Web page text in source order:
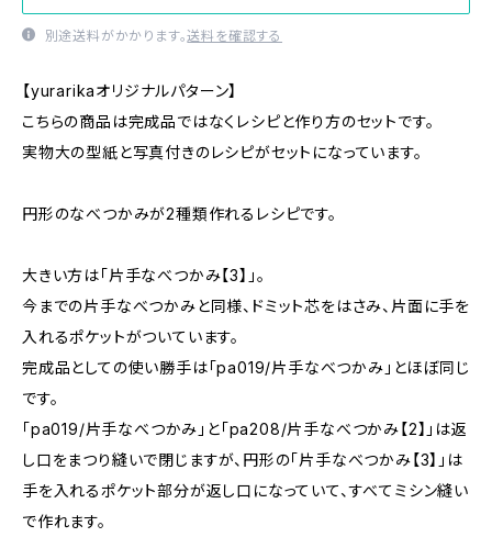
別途送料がかかります。送料を確認する
【yurarikaオリジナルパターン】
こちらの商品は完成品ではなくレシピと作り方のセットです。
実物大の型紙と写真付きのレシピがセットになっています。
円形のなべつかみが2種類作れるレシピです。
大きい方は「片手なべつかみ【3】」。
今までの片手なべつかみと同様、ドミット芯をはさみ、片面に手を
入れるポケットがついています。
完成品としての使い勝手は「pa019/片手なべつかみ」とほぼ同じ
です。
「pa019/片手なべつかみ」と「pa208/片手なべつかみ【2】」は返
し口をまつり縫いで閉じますが、円形の「片手なべつかみ【3】」は
手を入れるポケット部分が返し口になっていて、すべてミシン縫い
で作れます。